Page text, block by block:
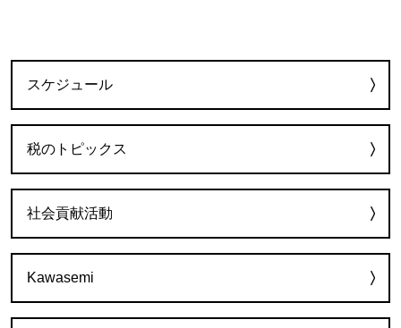
スケジュール
税のトピックス
社会貢献活動
Kawasemi